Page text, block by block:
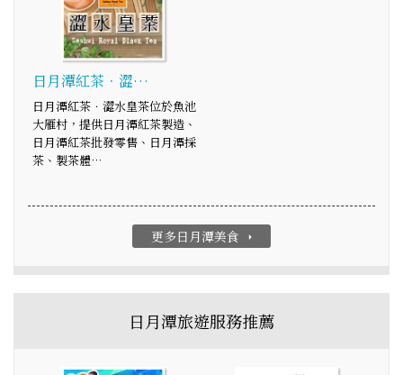
日月潭紅茶．澀…
日月潭紅茶．澀水皇茶位於魚池
大雁村，提供日月潭紅茶製造、
日月潭紅茶批發零售、日月潭採
茶、製茶體…
更多日月潭美食 arrow_right
日月潭旅遊服務推薦